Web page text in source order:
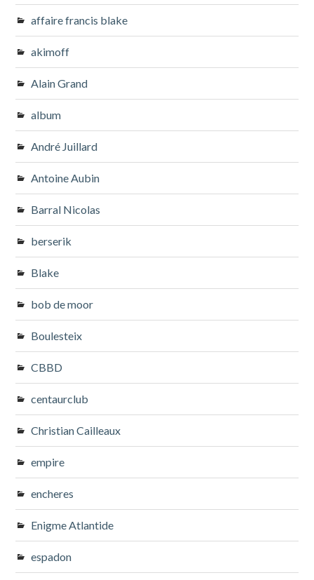
affaire francis blake
akimoff
Alain Grand
album
André Juillard
Antoine Aubin
Barral Nicolas
berserik
Blake
bob de moor
Boulesteix
CBBD
centaurclub
Christian Cailleaux
empire
encheres
Enigme Atlantide
espadon